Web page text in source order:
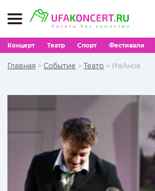
Концерт Театр Спорт Фестивали
Главная > Событие > Театр > ИвАнов